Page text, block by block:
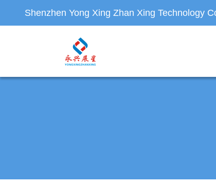
Shenzhen Yong Xing Zhan Xing Technology